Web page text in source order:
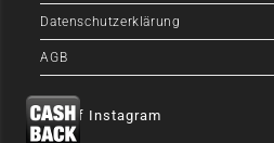
Datenschutzerklärung
AGB
Auf Instagram